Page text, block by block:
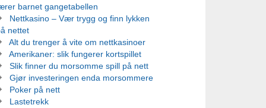
barnet gangetabellen
Nettkasino – Vær trygg og finn lykken
nettet
Alt du trenger å vite om nettkasinoer
Amerikaner: slik fungerer kortspillet
Slik finner du morsomme spill på nett
Gjør investeringen enda morsommere
Poker på nett
Lastetrekk